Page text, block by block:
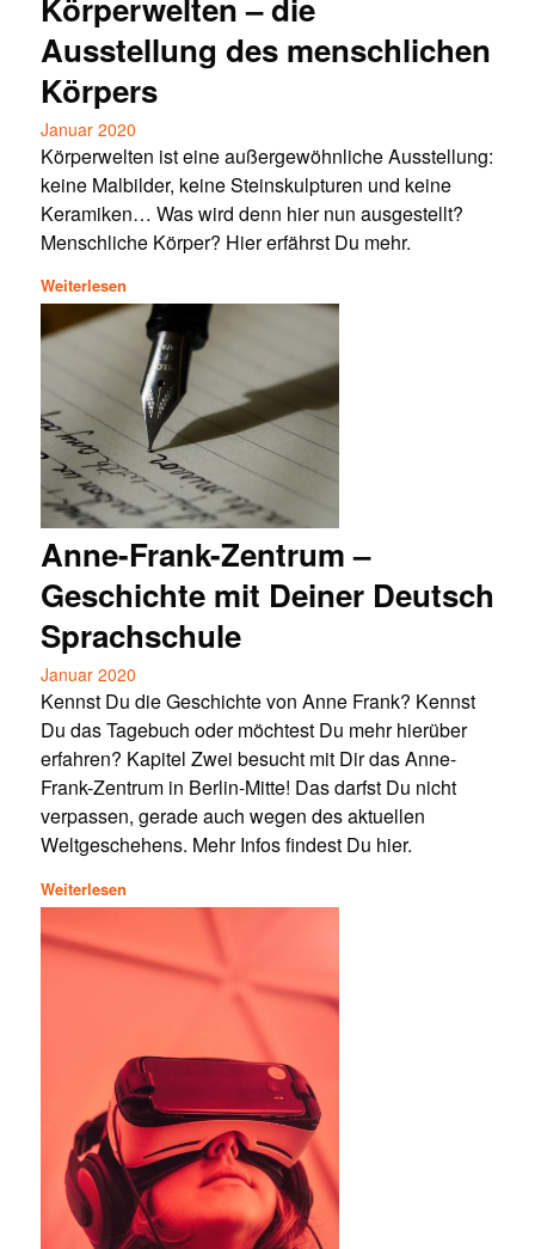
Ausstellung des menschlichen
Körpers
Januar 2020
Körperwelten ist eine außergewöhnliche Ausstellung:
keine Malbilder, keine Steinskulpturen und keine
Keramiken… Was wird denn hier nun ausgestellt?
Menschliche Körper? Hier erfährst Du mehr.
Weiterlesen
Anne-Frank-Zentrum –
Geschichte mit Deiner Deutsch
Sprachschule
Januar 2020
Kennst Du die Geschichte von Anne Frank? Kennst
Du das Tagebuch oder möchtest Du mehr hierüber
erfahren? Kapitel Zwei besucht mit Dir das Anne-
Frank-Zentrum in Berlin-Mitte! Das darfst Du nicht
verpassen, gerade auch wegen des aktuellen
Weltgeschehens. Mehr Infos findest Du hier.
Weiterlesen